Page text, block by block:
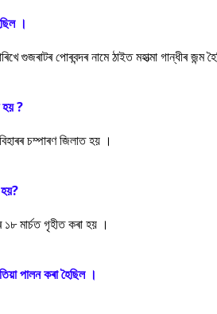
।
গুজৰাটৰ পোৰবন্দৰ নামে ঠাইত মহাত্মা গান্ধীৰ জন্ম
?
চম্পাৰণ জিলাত হয় ।
মাৰ্চত গৃহীত কৰা হয় ।
পালন কৰা হৈছিল ।